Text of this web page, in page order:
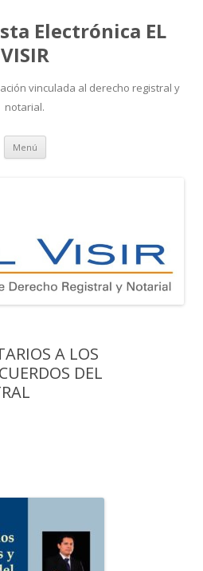
Electrónica EL
VISIR
vinculada al derecho registral y
notarial.
Menú Ir
contenido
A LOS
DEL